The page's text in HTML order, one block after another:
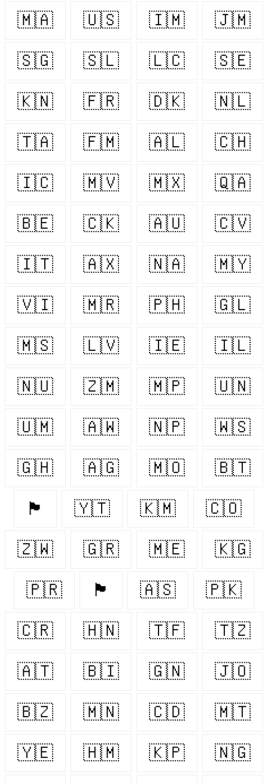
🇲🇦 🇺🇸 🇮🇲 🇯🇲
🇸🇬 🇸🇱 🇱🇨 🇸🇪
🇰🇳 🇫🇷 🇩🇰 🇳🇱
🇹🇦 🇫🇲 🇦🇱 🇨🇭
🇮🇨 🇲🇻 🇲🇽 🇶🇦
🇧🇪 🇨🇰 🇦🇺 🇨🇻
🇮🇹 🇦🇽 🇳🇦 🇲🇾
🇻🇮 🇲🇷 🇵🇭 🇬🇱
🇲🇸 🇱🇻 🇮🇪 🇮🇱
🇳🇺 🇿🇲 🇲🇵 🇺🇳
🇺🇲 🇦🇼 🇳🇵 🇼🇸
🇬🇭 🇦🇬 🇲🇴 🇧🇹
🏴󠁧󠁢󠁥󠁮󠁧󠁿 🇾🇹 🇰🇲 🇨🇴
🇿🇼 🇬🇷 🇲🇪 🇰🇬
🇵🇷 🏴󠁧󠁢󠁳󠁣󠁴󠁿 🇦🇸 🇵🇰
🇨🇷 🇭🇳 🇹🇫 🇹🇿
🇦🇹 🇧🇮 🇬🇳 🇯🇴
🇧🇿 🇲🇳 🇨🇩 🇲🇹
🇾🇪 🇭🇲 🇰🇵 🇳🇬